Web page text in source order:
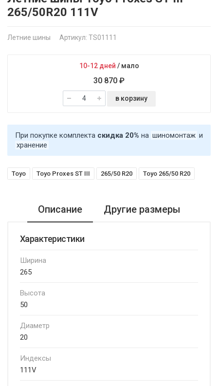
265/50R20 111V
Летние шины Артикул: TS01111
10-12 дней / мало
30 870 ₽
в корзину
При покупке комплекта скидка 20% на шиномонтаж и
хранение
Toyo Toyo Proxes ST III 265/50 R20 Toyo 265/50 R20
Описание Другие размеры
Характеристики
Ширина
265
Высота
50
Диаметр
20
Индексы
111V